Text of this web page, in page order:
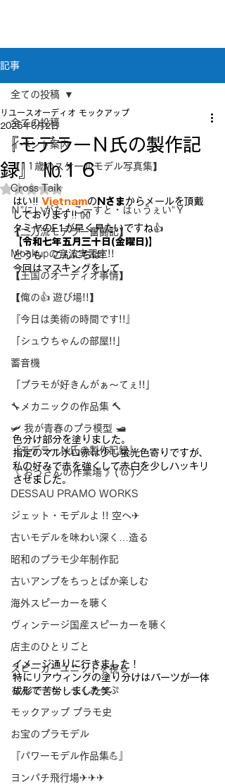
記事
全ての投稿
イベント案内
【11歳のスケールモデル写真集】
Cross Taik
Ｎ”にいがた・こーすと・はぃうぇい”Ｙ
【二刀流モデラー奮闘記】
Mockupの音波実習室!!
【王国のオーディオ事情】
【俺の👍 遊び場!!】
『今日は美術の時間です!!』
「シュウちゃんの部屋!!」
蓄音機
「プラモが好きんがぁ～てぇ!!」
🔧メカニックの作品集 🔨
🛩 我が青春のプラ模型 🛥
『モデラーＮ氏の製作記録』
《 おっさんの作業場 》('ω')ノ
DESSAU PRAMO WORKS
ジェット・モデルよ !! 空へ✈
古いモデルを味わい深く…造る
昭和のプラモ少年制作記
古いアンプをちっとばか楽しむ
海外スピーカーを聴く
ヴィンテージ国産スピーカーを聴く
店主のひとりごと
スピーカーユニットを視る
なんで・も・っくあっぷ
モックアップ プラモ史
お宝のプラモデル
『パワーモデル作品集💪』
ヨンパチ飛行場✈✈✈
全ての投稿
『モデラーＮ氏の製作記
録』 №１６
リユースオーディオ モックアップ
2025年6月2日
5つ星のうちNaNと評価されています。
はい!! Vietnamの Nさまからメールを頂戴
しております!! 👐
タミヤのF1が早く見たいですね👍
【令和七年五月三十日(金曜日)】
どうも　こんにちは!
今回はマスキングをして
色分け部分を塗りました。
指定のマルボロ赤は少し蛍光色寄りですが、
私の好みで赤を強くして赤白を少しハッキリ
させました。
イメージ通りに行きました！
特にリアウィングの塗り分けはパーツが一体
成形で苦労しました笑